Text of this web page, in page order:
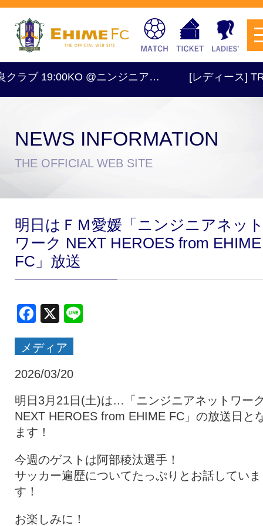
試合日程・結果 アクセス
クラブ・会社情報 レディース
ファンクラブ
チケットを購入
トップチーム アカデミー
スポンサー
19:00KO @ニンジニア… [レディース] TRM
NEWS INFORMATION
THE OFFICIAL WEB SITE
明日はＦＭ愛媛「ニンジニアネッ
ワーク NEXT HEROES from EHIME
FC」放送
Facebook
X
メディア
2026/03/20
明日3月21日(土)は…「ニンジニアネットワー
NEXT HEROES from EHIME FC」の放送日と
ます！
今週のゲストは阿部稜汰選手！
サッカー遍歴についてたっぷりとお話していま
す！
お楽しみに！